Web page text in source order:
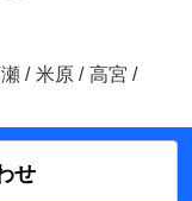
/ 米原 / 高宮 /
せ